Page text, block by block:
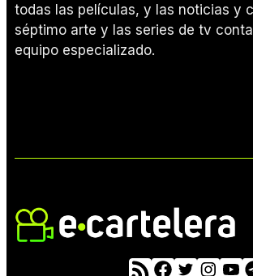
todas las películas, y las noticias y
séptimo arte y las series de tv
equipo especializado.